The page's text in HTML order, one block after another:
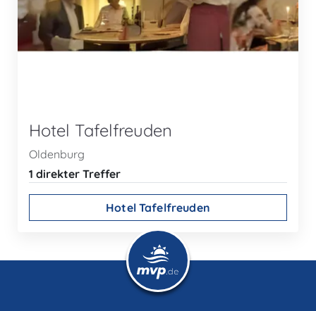
Hotel Tafelfreuden
Oldenburg
1 direkter Treffer
Hotel Tafelfreuden